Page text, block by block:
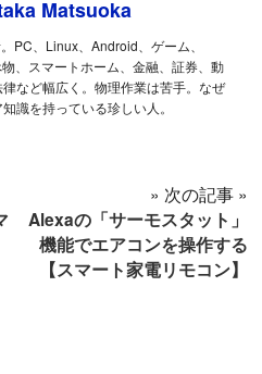
Matsuoka
PC、Linux、Android、ゲーム、
、スマートホーム、金融、証券、動
など幅広く。物理作業は苦手。なぜ
識を持っている珍しい人。
» 次の記事 »
Alexaの「サーモスタット」
機能でエアコンを操作する
【スマート家電リモコン】